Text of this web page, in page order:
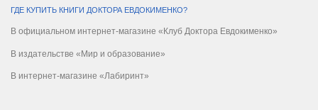
ГДЕ КУПИТЬ КНИГИ ДОКТОРА ЕВДОКИМЕНКО?
В официальном интернет-магазине «Клуб Доктора Евдокименко»
В издательстве «Мир и образование»
В интернет-магазине «Лабиринт»